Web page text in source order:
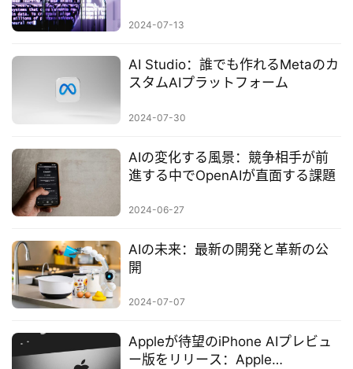
2024-07-13
AI Studio：誰でも作れるMetaのカ
スタムAIプラットフォーム
2024-07-30
AIの変化する風景：競争相手が前
進する中でOpenAIが直面する課題
2024-06-27
AIの未来：最新の開発と革新の公
開
2024-07-07
Appleが待望のiPhone AIプレビュ
ー版をリリース：Apple